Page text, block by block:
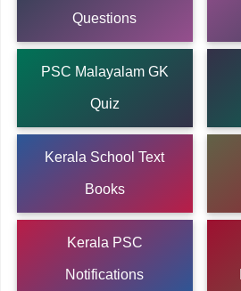
Questions
PSC Malayalam GK
Quiz
Kerala School Text
Books
Kerala PSC
Notifications